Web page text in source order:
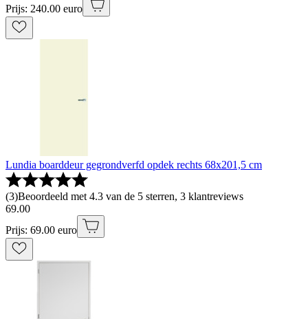
Prijs: 240.00 euro
Lundia boarddeur gegrondverfd opdek rechts 68x201,5 cm
(3)Beoordeeld met 4.3 van de 5 sterren, 3 klantreviews
69.00
Prijs: 69.00 euro